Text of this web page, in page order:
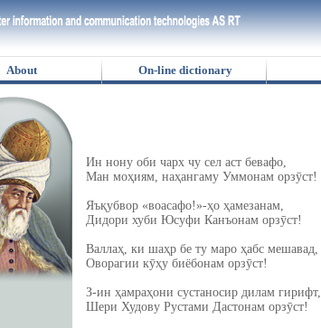
About On-line dictionary
Ин нону оби чарх чу сел аст бевафо,
Ман моҳиям, наҳангаму Уммонам орзӯст!
Яъқубвор «воасафо!»-ҳо ҳамезанам,
Дидори хуби Юсуфи Канъонам орзӯст!
Валлаҳ, ки шаҳр бе ту маро ҳабс мешавад,
Оворагии кӯҳу биёбонам орзӯст!
З-ин ҳамраҳони сустаносир дилам гирифт,
Шери Худову Рустами Дастонам орзӯст!